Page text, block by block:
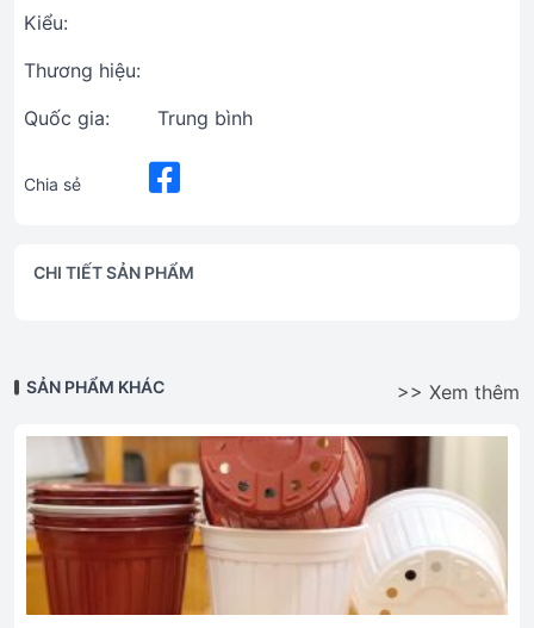
Kiểu:
Thương hiệu:
Quốc gia:
Trung bình
Chia sẻ
CHI TIẾT SẢN PHẨM
SẢN PHẨM KHÁC >> Xem thêm